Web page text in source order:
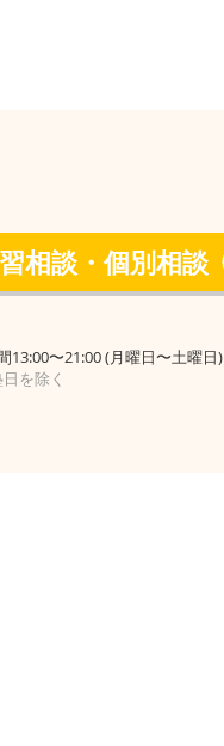
相談・個別相談
13:00〜21:00 (月曜日〜土曜日)
を除く